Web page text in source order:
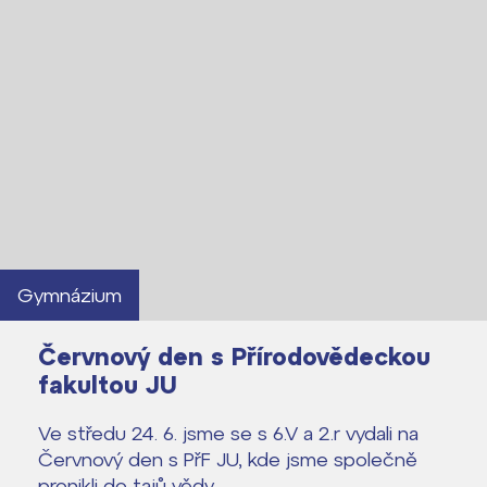
Gymnázium
Červnový den s Přírodovědeckou
fakultou JU
Ve středu 24. 6. jsme se s 6.V a 2.r vydali na
Červnový den s PřF JU, kde jsme společně
Lidé často hledají